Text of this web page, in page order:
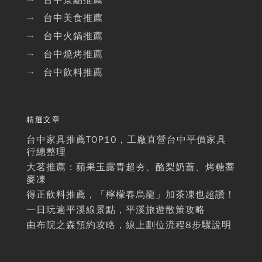
→ 台中美食推薦
→ 台中火鍋推薦
→ 台中燒烤推薦
→ 台中飲料推薦
精選文章
台中家具推薦TOP10，工廠直營台中平價家具
行總整理
大茗推薦：蘋果玉露青超夯、酪梨奶蓋、烤糖蕎
麥凍
得正飲料推薦，「檸檬春烏龍」加茶凍也超讚！
一日玩遍平溪線景點，平溪旅遊散策攻略
由布院之森預約攻略，線上劃位流程8步驟說明